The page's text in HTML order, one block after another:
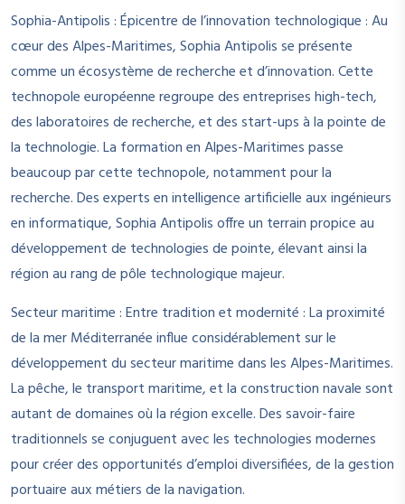
Sophia-Antipolis : Épicentre de l’innovation technologique : Au
cœur des Alpes-Maritimes, Sophia Antipolis se présente
comme un écosystème de recherche et d’innovation. Cette
technopole européenne regroupe des entreprises high-tech,
des laboratoires de recherche, et des start-ups à la pointe de
la technologie. La formation en Alpes-Maritimes passe
beaucoup par cette technopole, notamment pour la
recherche. Des experts en intelligence artificielle aux ingénieurs
en informatique, Sophia Antipolis offre un terrain propice au
développement de technologies de pointe, élevant ainsi la
région au rang de pôle technologique majeur.
Secteur maritime : Entre tradition et modernité : La proximité
de la mer Méditerranée influe considérablement sur le
développement du secteur maritime dans les Alpes-Maritimes.
La pêche, le transport maritime, et la construction navale sont
autant de domaines où la région excelle. Des savoir-faire
traditionnels se conjuguent avec les technologies modernes
pour créer des opportunités d’emploi diversifiées, de la gestion
portuaire aux métiers de la navigation.